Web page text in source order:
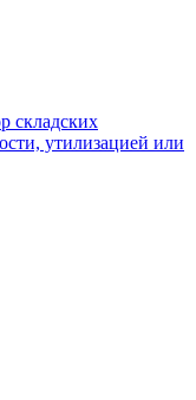
складских
утилизацией или